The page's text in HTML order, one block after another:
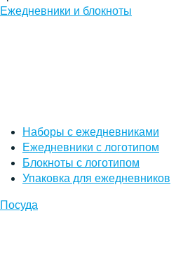
Ежедневники и блокноты
Наборы с ежедневниками
Ежедневники с логотипом
Блокноты с логотипом
Упаковка для ежедневников
Посуда